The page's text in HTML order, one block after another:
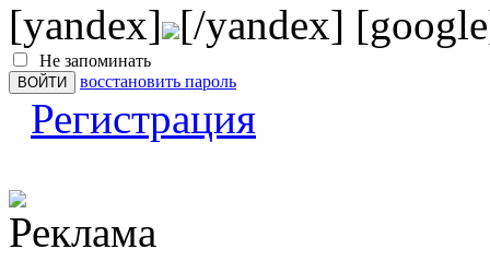
[yandex] [/yandex]
Не запоминать
восстановить пароль
Регистрация